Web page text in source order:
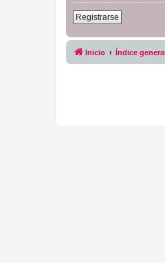
Registrarse
Inicio Índice general